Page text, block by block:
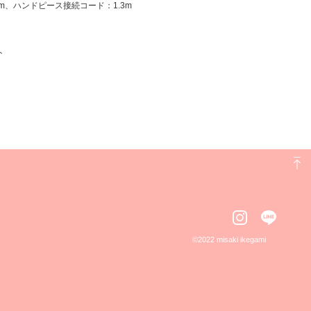
、ハンドピース接続コード：1.3m
©️2022 misaki ikegami